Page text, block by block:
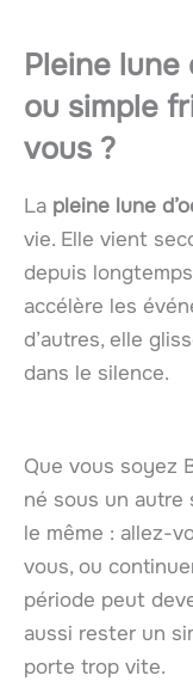
Pleine lune
ou simple
vous ?
La pleine lune
vie. Elle vient
depuis
accélère les
d’autres, elle
dans le silence.
Que vous soyez
né sous un autre
le même : allez-
vous, ou
période peut
aussi rester un
porte trop vite.